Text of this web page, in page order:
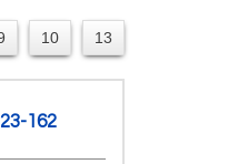
10 13
162